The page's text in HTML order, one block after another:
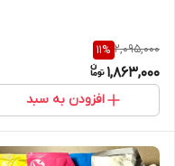
2,095,000
11%
1,863,000
افزودن به سبد